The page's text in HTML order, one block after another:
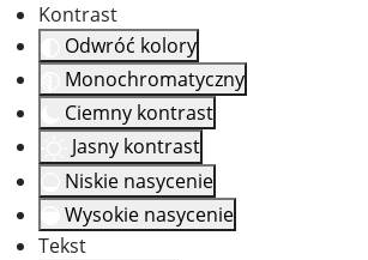
Kontrast
Odwróć kolory
Monochromatyczny
Ciemny kontrast
Jasny kontrast
Niskie nasycenie
Wysokie nasycenie
Tekst